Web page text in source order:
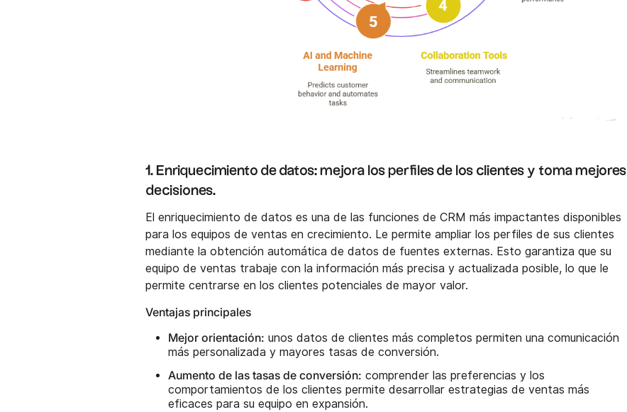
1. Enriquecimiento de datos: mejora los perfiles de los clientes y toma mejores
decisiones.
El enriquecimiento de datos es una de las funciones de CRM más impactantes disponibles
para los equipos de ventas en crecimiento. Le permite ampliar los perfiles de sus clientes
mediante la obtención automática de datos de fuentes externas. Esto garantiza que su
equipo de ventas trabaje con la información más precisa y actualizada posible, lo que le
permite centrarse en los clientes potenciales de mayor valor.
Ventajas principales
Mejor orientación: unos datos de clientes más completos permiten una comunicación
más personalizada y mayores tasas de conversión.
Aumento de las tasas de conversión: comprender las preferencias y los
comportamientos de los clientes permite desarrollar estrategias de ventas más
eficaces para su equipo en expansión.